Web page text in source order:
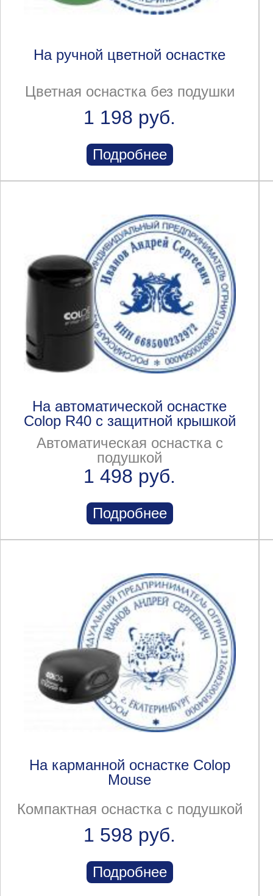
На ручной цветной оснастке
Цветная оснастка без подушки
1 198 руб.
Подробнее
На автоматической оснастке
Colop R40 с защитной крышкой
Автоматическая оснастка с
подушкой
1 498 руб.
Подробнее
На карманной оснастке Colop
Mouse
Компактная оснастка с подушкой
1 598 руб.
Подробнее